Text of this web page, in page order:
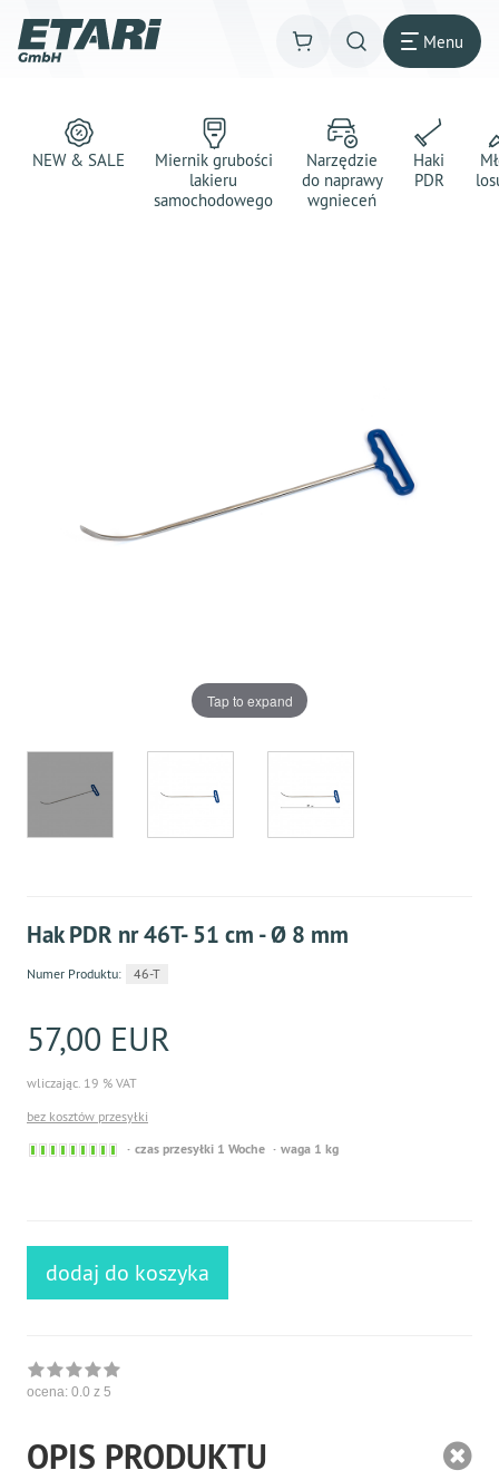
Menu
NEW & SALE
Miernik grubości
lakieru
samochodowego
Narzędzie
do naprawy
wgnieceń
Haki
PDR
Tap to expand
Hak PDR nr 46T- 51 cm - Ø 8 mm
Numer Produktu: 46-T
57,00 EUR
wliczając. 19 % VAT
bez kosztów przesyłki
Sofort
czas przesyłki 1 Woche waga 1 kg
dodaj do koszyka
ocena: 0.0 z 5
OPIS PRODUKTU